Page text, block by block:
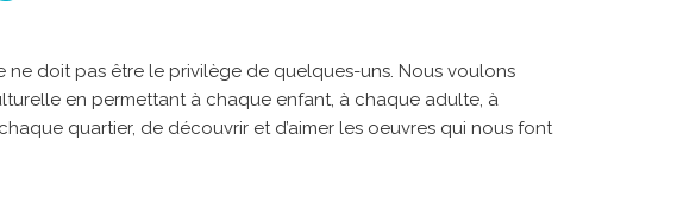
ne doit pas être le privilège de quelques-uns. Nous voulons
en permettant à chaque enfant, à chaque adulte, à
quartier, de découvrir et d’aimer les oeuvres qui nous font